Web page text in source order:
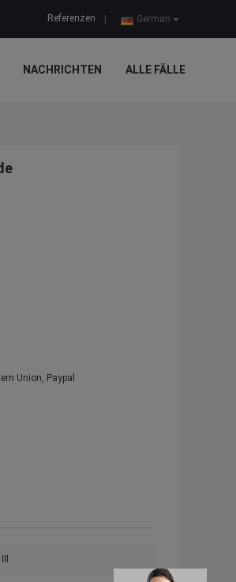
German
Referenzen
NACHRICHTEN ALLE FÄLLE
Union, Paypal